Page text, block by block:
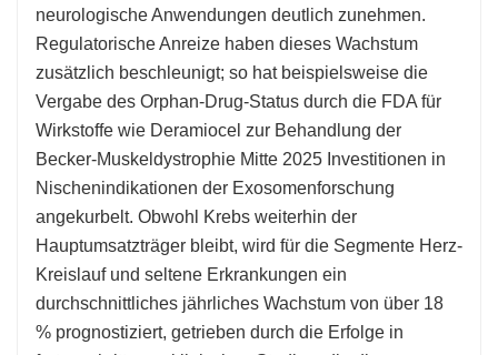
neurologische Anwendungen deutlich zunehmen.
Regulatorische Anreize haben dieses Wachstum
zusätzlich beschleunigt; so hat beispielsweise die
Vergabe des Orphan-Drug-Status durch die FDA für
Wirkstoffe wie Deramiocel zur Behandlung der
Becker-Muskeldystrophie Mitte 2025 Investitionen in
Nischenindikationen der Exosomenforschung
angekurbelt. Obwohl Krebs weiterhin der
Hauptumsatzträger bleibt, wird für die Segmente Herz-
Kreislauf und seltene Erkrankungen ein
durchschnittliches jährliches Wachstum von über 18
% prognostiziert, getrieben durch die Erfolge in